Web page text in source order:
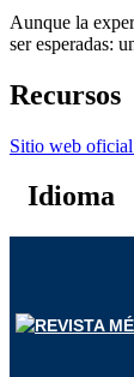
Aunque la
ser esperadas:
Recursos
Sitio web
Idioma